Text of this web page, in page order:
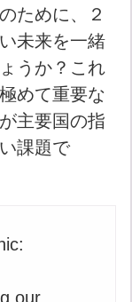
ために、２
未来を一緒
うか？これ
めて重要な
主要国の指
課題で
our